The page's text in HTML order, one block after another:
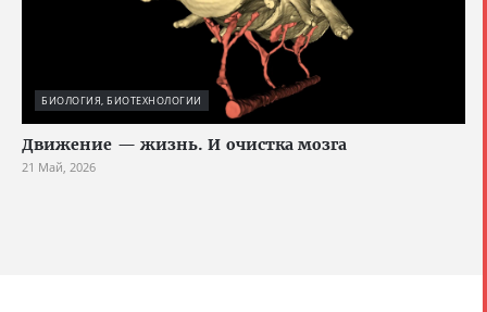
БИОЛОГИЯ, БИОТЕХНОЛОГИИ
Движение — жизнь. И очистка мозга
21 Май, 2026